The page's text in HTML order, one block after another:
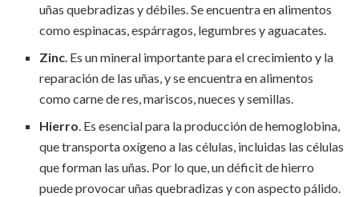
uñas quebradizas y débiles. Se encuentra en alimentos
como espinacas, espárragos, legumbres y aguacates.
Zinc. Es un mineral importante para el crecimiento y la
reparación de las uñas, y se encuentra en alimentos
como carne de res, mariscos, nueces y semillas.
Hierro. Es esencial para la producción de hemoglobina,
que transporta oxígeno a las células, incluidas las células
que forman las uñas. Por lo que, un déficit de hierro
puede provocar uñas quebradizas y con aspecto pálido.